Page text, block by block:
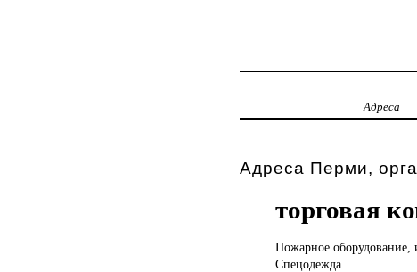
Адреса
Адреса Перми,
торговая
Пожарное оборудование,
Спецодежда